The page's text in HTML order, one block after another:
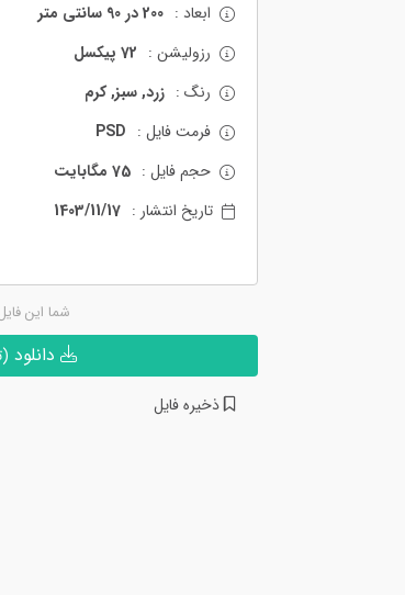
ابعاد : 200 در 90 سانتی متر
رزولیشن : 72 پیکسل
رنگ : زرد, سبز, کرم
فرمت فایل : PSD
حجم فایل : 75 مگابایت
تاریخ انتشار : 1403/11/17
شما این
ذخیره فایل